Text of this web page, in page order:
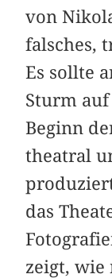
von
falsches,
Es sollte
Sturm
Beginn
theatral
das
zeigt,